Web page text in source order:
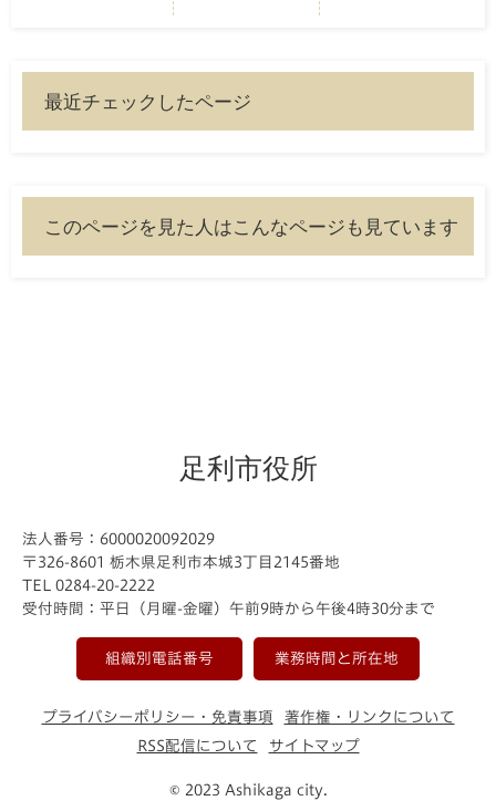
最近チェックしたページ
このページを見た人はこんなページも見ています
足利市役所
法人番号：6000020092029
〒326-8601 栃木県足利市本城3丁目2145番地
TEL 0284-20-2222
受付時間：平日（月曜-金曜）午前9時から午後4時30分まで
組織別電話番号 業務時間と所在地
プライバシーポリシー・免責事項
著作権・リンクについて
RSS配信について
サイトマップ
© 2023 Ashikaga city.